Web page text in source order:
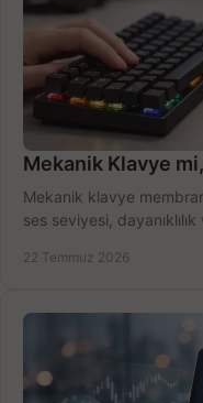
Mekanik Klavye
Mekanik klavye
ses seviyesi,
22 Temmuz 2026